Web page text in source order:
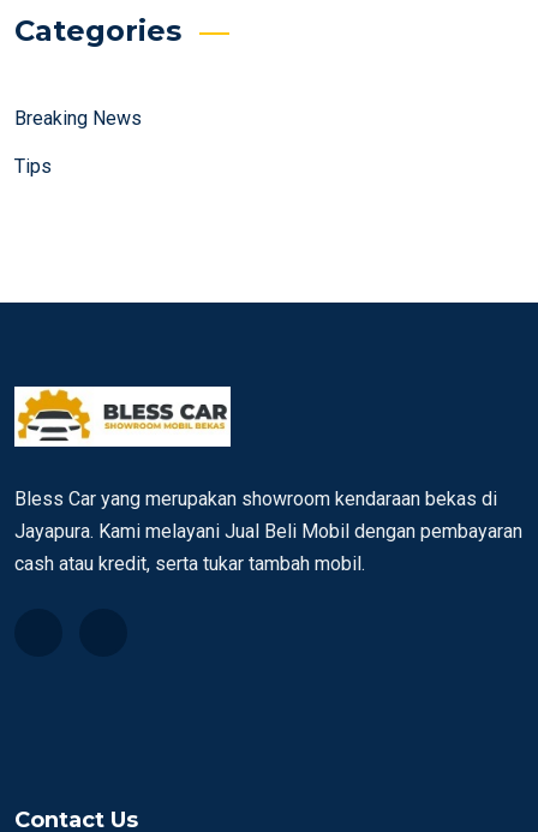
Categories
Breaking News
Tips
Bless Car yang merupakan showroom kendaraan bekas di
Jayapura. Kami melayani Jual Beli Mobil dengan pembayaran
cash atau kredit, serta tukar tambah mobil.
Contact Us